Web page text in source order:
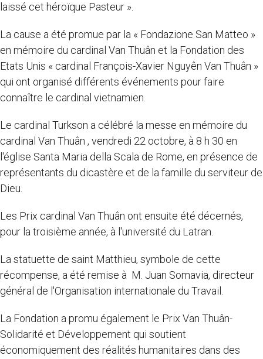
laissé cet héroïque Pasteur ».
La cause a été promue par la « Fondazione San Matteo »
en mémoire du cardinal Van Thuân et la Fondation des
Etats Unis « cardinal François-Xavier Nguyên Van Thuân »
qui ont organisé différents événements pour faire
connaître le cardinal vietnamien.
Le cardinal Turkson a célébré la messe en mémoire du
cardinal Van Thuân , vendredi 22 octobre, à 8 h 30 en
l'église Santa Maria della Scala de Rome, en présence de
représentants du dicastère et de la famille du serviteur de
Dieu.
Les Prix cardinal Van Thuân ont ensuite été décernés,
pour la troisième année, à l'université du Latran.
La statuette de saint Matthieu, symbole de cette
récompense, a été remise à M. Juan Somavia, directeur
général de l'Organisation internationale du Travail.
La Fondation a promu également le Prix Van Thuân-
Solidarité et Développement qui soutient
économiquement des réalités humanitaires dans des